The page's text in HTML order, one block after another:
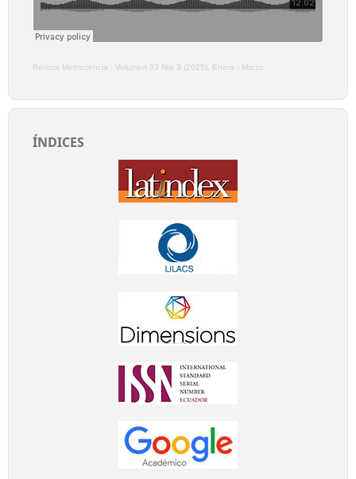
Revista Metrociencia · Volumen 33 Nro 3 (2025), Enero - Marzo
ÍNDICES